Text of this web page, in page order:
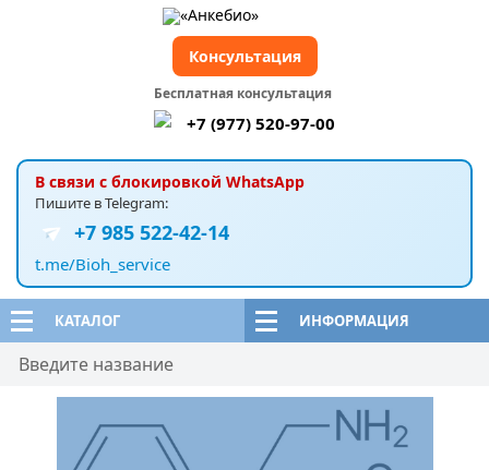
КАТАЛОГ ИНФОРМАЦИЯ
В связи с блокировкой WhatsApp
Пишите в Telegram:
+7 985 522-42-14
t.me/Bioh_service
Бесплатная консультация
+7 (977) 520-97-00
Консультация